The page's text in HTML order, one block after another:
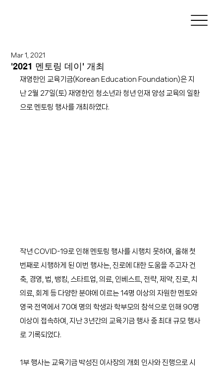
'2021 멘토링 데이' 개최
Mar 1, 2021
재영한인 교육기금(Korean Education Foundation)은 지
난 2월 27일(토) 재영한인 청소년과 청년 인재 양성 교육의 일환
으로 멘토링 행사를 개최하였다.
작년 COVID-19로 인해 멘토링 행사를 시행치 못하여, 올해 첫
번째로 시행하게 된 이번 행사는, 진로에 대한 도움을 주고자 건
축, 경영, 법, 뱅킹, 스타트업, 의료, 인베스트, 전략, 제약, 진로, 치
의료, 회계 등 다양한 분야에 이르는 14명 이상의 자원한 멘토와
영국 전역에서 70여 명의 학생과 학부모의 참석으로 인해 90명
이상이 접속하여, 지난 3년간의 교육기금 행사 중 최대 규모 행사
로 기록되었다.
1부 행사는 교육기금 박성진 이사장의 개회 인사와 진행으로 시